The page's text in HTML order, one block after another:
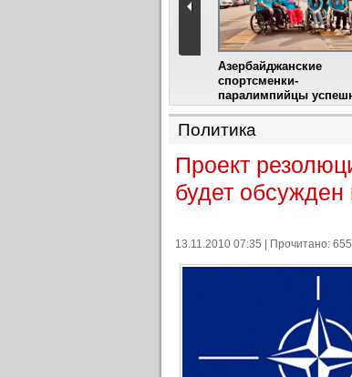
Азербайджанские
спортсменки-
паралимпийцы
выступили на III
Международном
фестивале
Политика
Проект
будет
13.11.2010 07:35 | Прочитано: 655